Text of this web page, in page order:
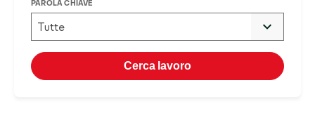
Area riservata
Chi siamo
Trova una filiale
PAROLA CHIAVE
Tutte
Cerca lavoro